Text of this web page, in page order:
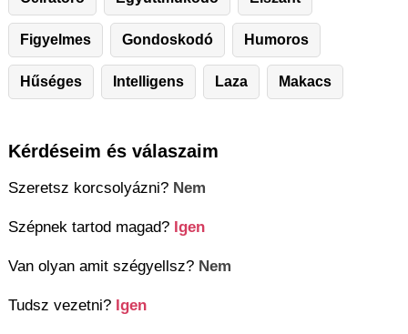
Figyelmes Gondoskodó Humoros
Hűséges Intelligens Laza Makacs
Kérdéseim és válaszaim
Szeretsz korcsolyázni? Nem
Szépnek tartod magad? Igen
Van olyan amit szégyellsz? Nem
Tudsz vezetni? Igen